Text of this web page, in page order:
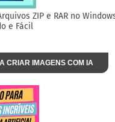
ZIP e RAR no
e Fácil
CRIAR IMAGENS COM IA